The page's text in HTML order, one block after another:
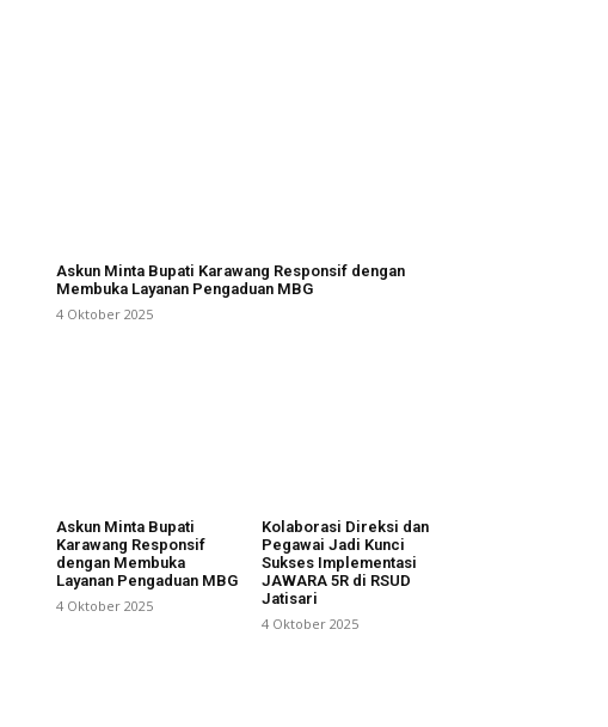
Askun Minta Bupati Karawang Responsif dengan
Membuka Layanan Pengaduan MBG
4 Oktober 2025
Askun Minta Bupati
Karawang Responsif
dengan Membuka
Layanan Pengaduan MBG
4 Oktober 2025
Kolaborasi Direksi dan
Pegawai Jadi Kunci
Sukses Implementasi
JAWARA 5R di RSUD
Jatisari
4 Oktober 2025